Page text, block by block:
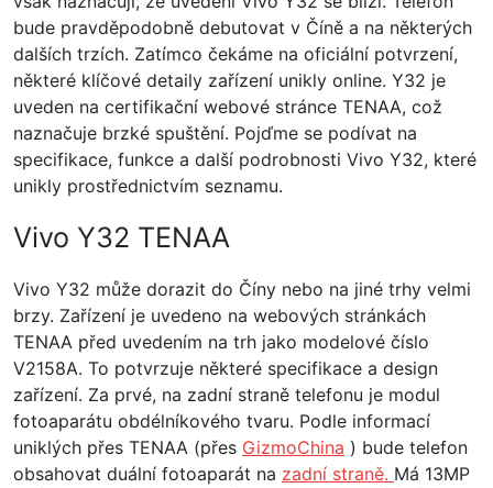
bude pravděpodobně debutovat v Číně a na některých
dalších trzích. Zatímco čekáme na oficiální potvrzení,
některé klíčové detaily zařízení unikly online. Y32 je
uveden na certifikační webové stránce TENAA, což
naznačuje brzké spuštění. Pojďme se podívat na
specifikace, funkce a další podrobnosti Vivo Y32, které
unikly prostřednictvím seznamu.
Vivo Y32 TENAA
Vivo Y32 může dorazit do Číny nebo na jiné trhy velmi
brzy. Zařízení je uvedeno na webových stránkách
TENAA před uvedením na trh jako modelové číslo
V2158A. To potvrzuje některé specifikace a design
zařízení. Za prvé, na zadní straně telefonu je modul
fotoaparátu obdélníkového tvaru. Podle informací
uniklých přes TENAA (přes GizmoChina ) bude telefon
obsahovat duální fotoaparát na zadní straně. Má 13MP